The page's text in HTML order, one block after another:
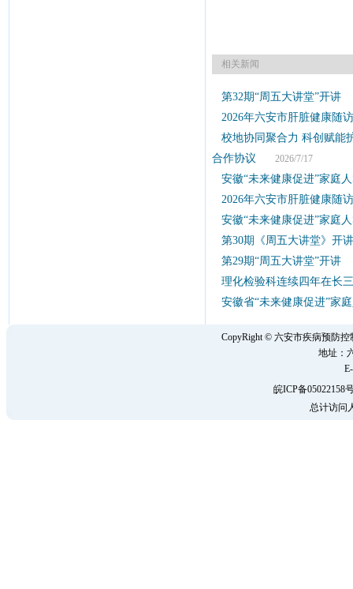
相关新闻
第32期“周五大讲堂”开讲
2026年六安市肝脏健康随
校地协同聚合力 科创赋能
合作协议 2026/7/17
安徽“未来健康促进”家庭
2026年六安市肝脏健康随
安徽“未来健康促进”家庭
第30期《周五大讲堂》开讲
第29期“周五大讲堂”开讲
理化检验科连续四年在长
安徽省“未来健康促进”家
CopyRight © 六安市疾病预防
地址：
皖ICP备05022158
总计访问